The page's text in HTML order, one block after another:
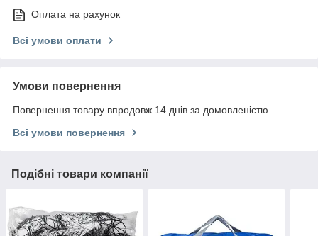
Оплата на рахунок
Всі умови оплати
Умови повернення
Повернення товару впродовж 14 днів за домовленістю
Всі умови повернення
Подібні товари компанії